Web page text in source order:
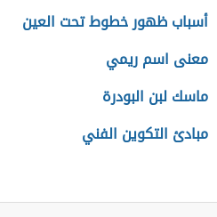
أسباب ظهور خطوط تحت العين
معنى اسم ريمي
ماسك لبن البودرة
مبادئ التكوين الفني